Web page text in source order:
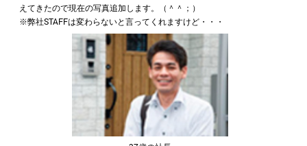
えてきたので現在の写真追加します。（＾＾；）
※弊社STAFFは変わらないと言ってくれますけど・・・